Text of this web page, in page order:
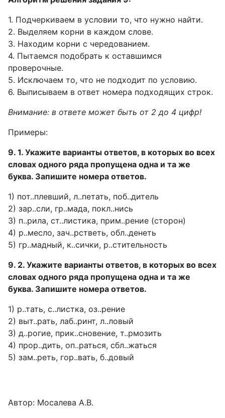
1. Подчеркиваем в условии то, что нужно найти.
2. Выделяем корни в каждом слове.
3. Находим корни с чередованием.
4. Пытаемся подобрать к оставшимся
проверочные.
5. Исключаем то, что не подходит по условию.
6. Выписываем в ответ номера подходящих строк.
Внимание: в ответе может быть от 2 до 4 цифр!
Примеры:
9. 1. Укажите варианты ответов, в которых во всех
словах одного ряда пропущена одна и та же
буква. Запишите номера ответов.
1) пот..плевший, л..петать, поб..дитель
2) зар..сли, гр..мада, покл..нись
3) п..рила, ст..листика, прим..рение (сторон)
4) р..месло, зач..рстветь, обл..денеть
5) гр..мадный, к..сички, р..стительность
9. 2. Укажите варианты ответов, в которых во всех
словах одного ряда пропущена одна и та же
буква. Запишите номера ответов.
1) р..тать, с..листка, оз..рение
2) выт..рать, лаб..ринт, л..ловый
3) д..рогие, прик..сновение, т..рмозить
4) прор..дить, оп..раться, сбл..жаться
5) зам..реть, гор..вать, б..довый
Автор: Мосалева А.В.